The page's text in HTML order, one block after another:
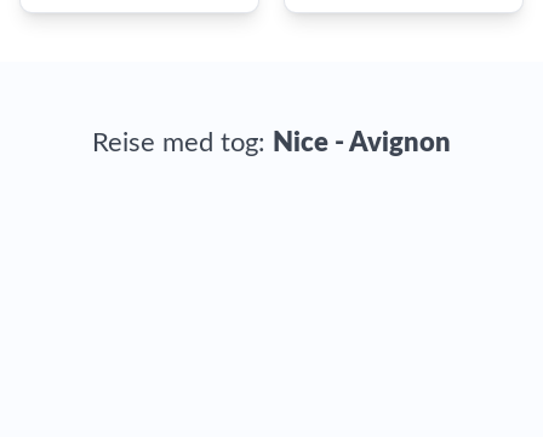
Reise med tog: Nice - Avignon